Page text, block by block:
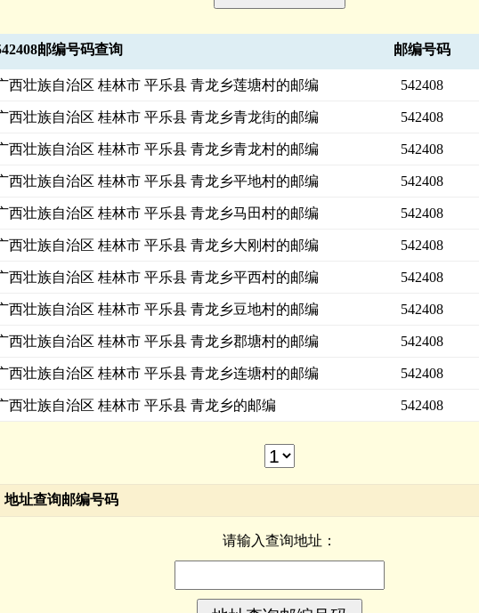
邮编号码查询 邮编号码
西壮族自治区 桂林市 平乐县 青龙乡莲塘村的邮编 542408
西壮族自治区 桂林市 平乐县 青龙乡青龙街的邮编 542408
西壮族自治区 桂林市 平乐县 青龙乡青龙村的邮编 542408
西壮族自治区 桂林市 平乐县 青龙乡平地村的邮编 542408
西壮族自治区 桂林市 平乐县 青龙乡马田村的邮编 542408
西壮族自治区 桂林市 平乐县 青龙乡大刚村的邮编 542408
西壮族自治区 桂林市 平乐县 青龙乡平西村的邮编 542408
西壮族自治区 桂林市 平乐县 青龙乡豆地村的邮编 542408
西壮族自治区 桂林市 平乐县 青龙乡郡塘村的邮编 542408
西壮族自治区 桂林市 平乐县 青龙乡连塘村的邮编 542408
西壮族自治区 桂林市 平乐县 青龙乡的邮编 542408
地址查询邮编号码
请输入查询地址：